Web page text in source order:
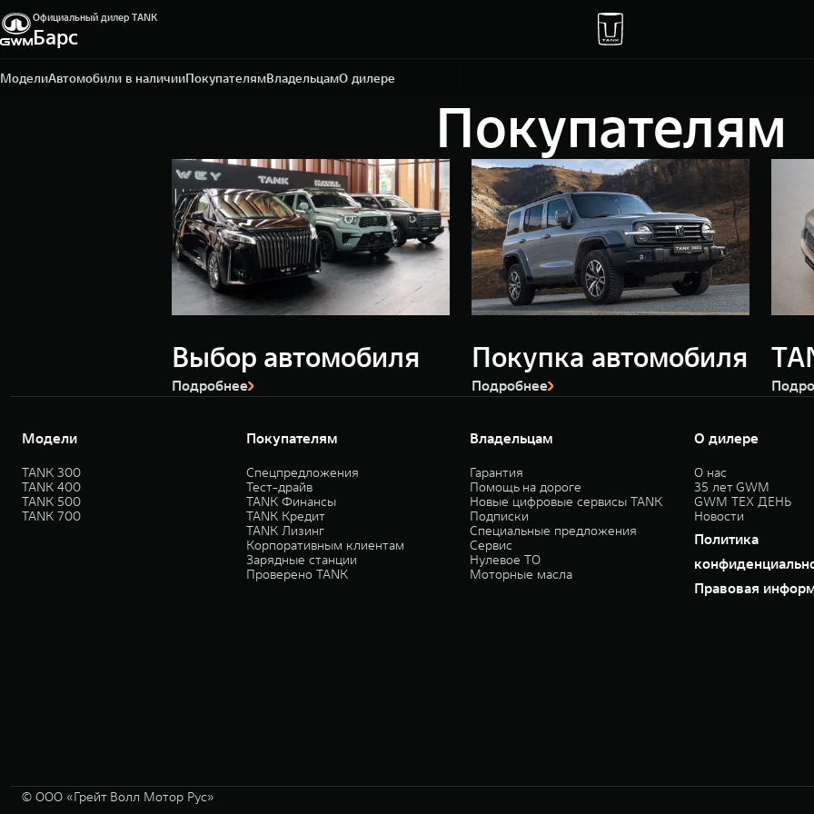
Официальный дилер TANK
Барс
МоделиАвтомобили в наличииПокупателямВладельцамО дилере
Омск, ул. Волгоградская, 61
+7 3812 67-81-72
Покупателям
Выбор автомобиля
Подробнее
Покупка автомобиля
Подробнее
Модели
TANK 300
TANK 400
TANK 500
TANK 700
Покупателям
Спецпредложения
Тест-драйв
TANK Финансы
TANK Кредит
TANK Лизинг
Корпоративным клиентам
Зарядные станции
Проверено TANK
Владельцам
Гарантия
Помощь на дороге
Новые цифровые сервисы TANK
Подписки
Специальные предложения
Сервис
Нулевое ТО
Моторные масла
О дилере
О нас
35 лет GWM
GWM ТЕХ ДЕНЬ
Новости
Политика
Правовая
© ООО «Грейт Волл Мотор Рус»